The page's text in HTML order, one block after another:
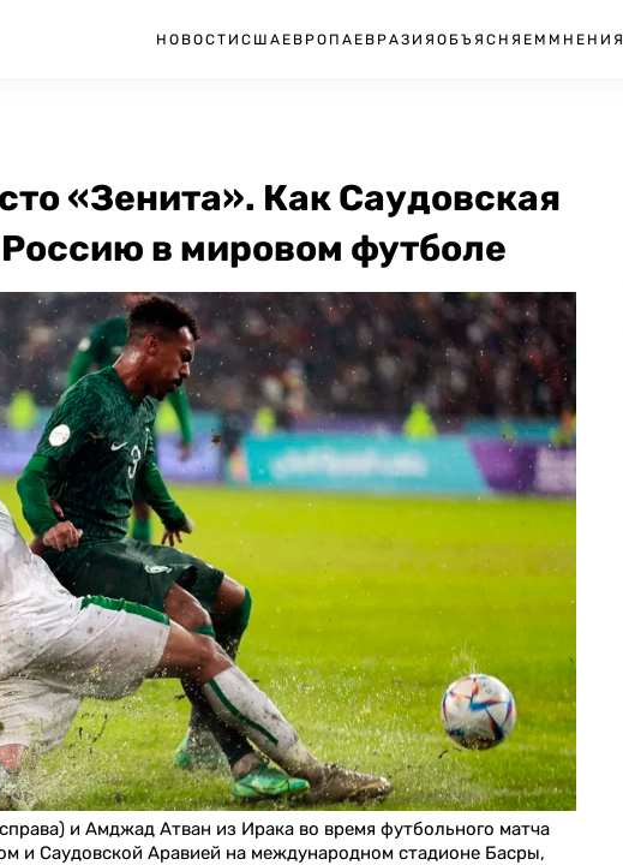
НОВОСТИ США ЕВРОПА ЕВРАЗИЯ ОБЪЯСНЯЕМ МНЕНИЯ
«Зенита». Как Саудовская
в мировом футболе
и Амджад Атван из Ирака во время футбольного матча
и Саудовской Аравией на международном стадионе Басры,